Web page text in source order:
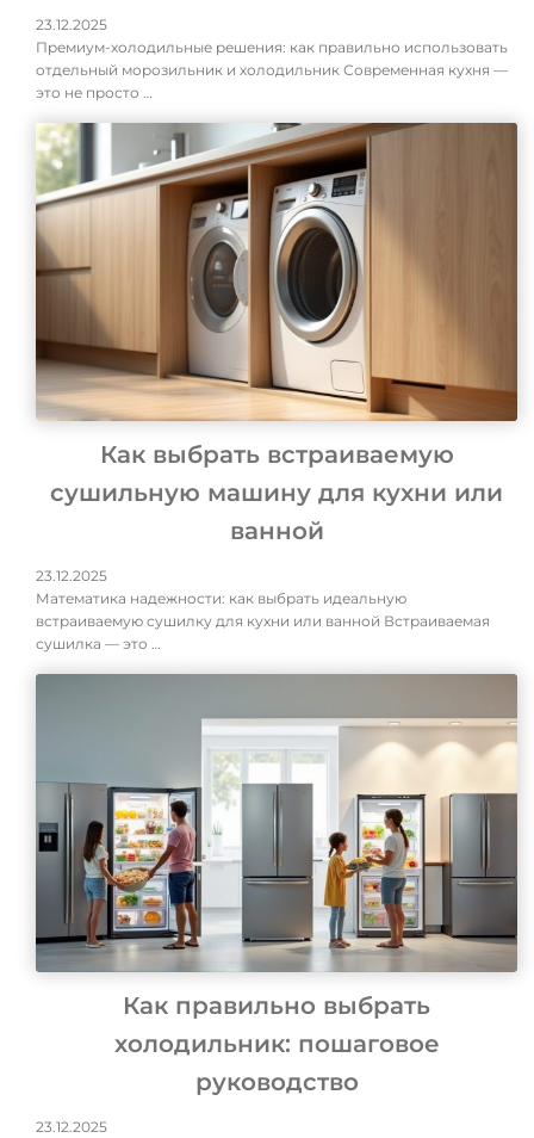
23.12.2025
Премиум-холодильные решения: как правильно использовать
отдельный морозильник и холодильник Современная кухня —
это не просто …
Как выбрать встраиваемую
сушильную машину для кухни или
ванной
23.12.2025
Математика надежности: как выбрать идеальную
встраиваемую сушилку для кухни или ванной Встраиваемая
сушилка — это …
Как правильно выбрать
холодильник: пошаговое
руководство
23.12.2025